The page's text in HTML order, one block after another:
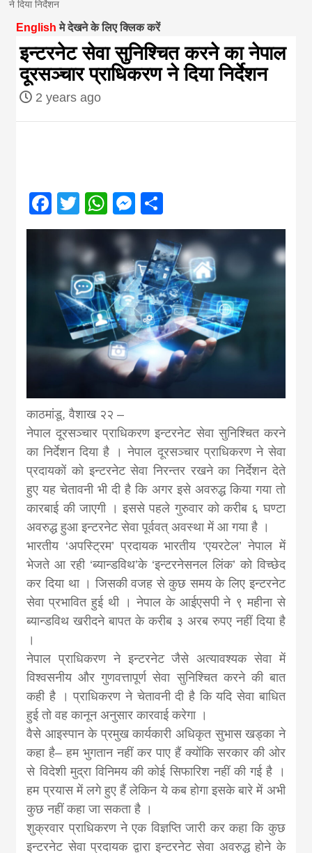
magazine of
Nepal brings
news in hindi
news,
khabar
ने दिया निर्देशन
English मे देखने के लिए क्लिक करें
इन्टरनेट सेवा सुनिश्चित करने का नेपाल
दूरसञ्चार प्राधिकरण ने दिया निर्देशन
2 years ago
Facebook
Twitter
WhatsApp
Messenger
काठमांडू, वैशाख २२ –
नेपाल दूरसञ्चार प्राधिकरण इन्टरनेट सेवा सुनिश्चित करने
का निर्देशन दिया है । नेपाल दूरसञ्चार प्राधिकरण ने सेवा
प्रदायकों को इन्टरनेट सेवा निरन्तर रखने का निर्देशन देते
हुए यह चेतावनी भी दी है कि अगर इसे अवरुद्ध किया गया तो
कारबाई की जाएगी । इससे पहले गुरुवार को करीब ६ घण्टा
अवरुद्ध हुआ इन्टरनेट सेवा पूर्ववत् अवस्था में आ गया है ।
भारतीय ‘अपस्ट्रिम’ प्रदायक भारतीय ‘एयरटेल’ नेपाल में
भेजते आ रही ‘ब्यान्डविथ’के ‘इन्टरनेसनल लिंक’ को विच्छेद
कर दिया था । जिसकी वजह से कुछ समय के लिए इन्टरनेट
सेवा प्रभावित हुई थी । नेपाल के आईएसपी ने ९ महीना से
ब्यान्डविथ खरीदने बापत के करीब ३ अरब रुपए नहीं दिया है
।
नेपाल प्राधिकरण ने इन्टरनेट जैसे अत्यावश्यक सेवा में
विश्वसनीय और गुणवत्तापूर्ण सेवा सुनिश्चित करने की बात
कही है । प्राधिकरण ने चेतावनी दी है कि यदि सेवा बाधित
हुई तो वह कानून अनुसार कारवाई करेगा ।
वैसे आइस्पान के प्रमुख कार्यकारी अधिकृत सुभास खड्का ने
कहा है– हम भुगतान नहीं कर पाए हैं क्योंकि सरकार की ओर
से विदेशी मुद्रा विनिमय की कोई सिफारिश नहीं की गई है ।
हम प्रयास में लगे हुए हैं लेकिन ये कब होगा इसके बारे में अभी
कुछ नहीं कहा जा सकता है ।
शुक्रवार प्राधिकरण ने एक विज्ञप्ति जारी कर कहा कि कुछ
इन्टरनेट सेवा प्रदायक द्वारा इन्टरनेट सेवा अवरुद्ध होने के